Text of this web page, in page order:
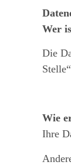
Wer
Die
Wie
Ihre